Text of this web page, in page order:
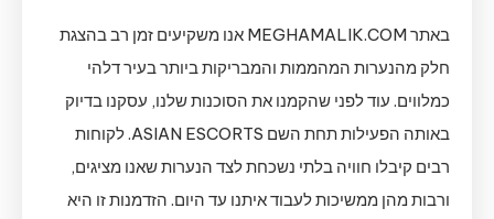
באתר MEGHAMALIK.COM אנו משקיעים זמן רב בהצגת
חלק מהנערות המהממות והמבריקות ביותר בעיר דלהי
כמלווים. עוד לפני שהקמנו את הסוכנות שלנו, עסקנו בדיוק
באותה הפעילות תחת השם ASIAN ESCORTS. לקוחות
רבים קיבלו חוויה בלתי נשכחת לצד הנערות שאנו מציגים,
ורבות מהן ממשיכות לעבוד איתנו עד היום. הזדמנות זו היא